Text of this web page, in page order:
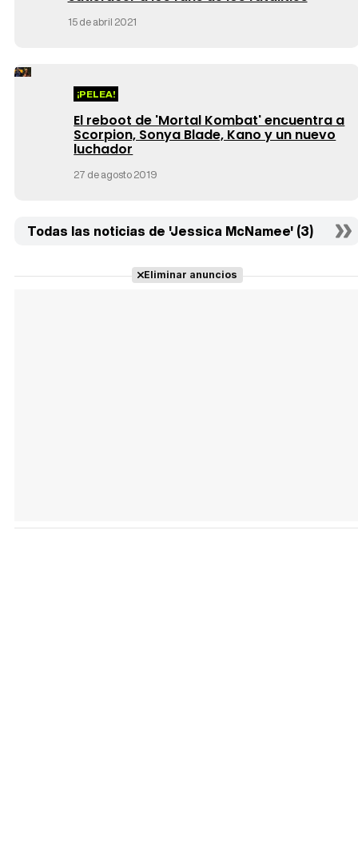
15 de abril 2021
¡PELEA!
El reboot de 'Mortal Kombat' encuentra a
Scorpion, Sonya Blade, Kano y un nuevo
luchador
27 de agosto 2019
Todas las noticias de 'Jessica McNamee' (3)
Eliminar anuncios